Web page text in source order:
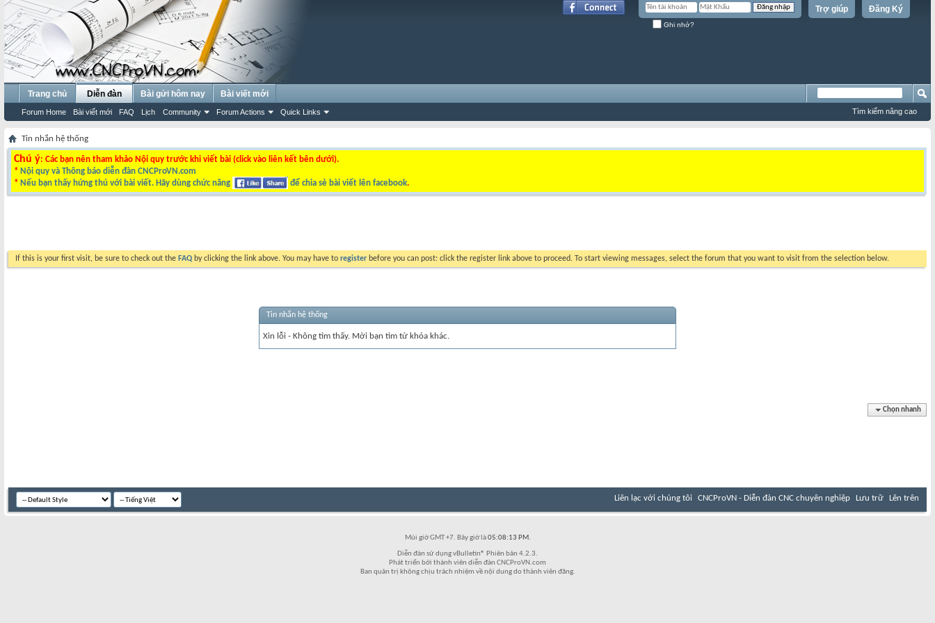
Đăng Ký
Trợ giúp
Ghi nhớ?
Trang chủ Diễn đàn
Forum Home Bài viết mới FAQ Lịch Community Forum Actions Quick Links
Bài gửi hôm nay Bài viết mới
Tìm kiếm nâng cao
Tin nhắn hệ thống
Chú ý: Các bạn nên tham khảo Nội quy trước khi viết bài (click vào liên kết bên dưới).
* Nội quy và Thông báo diễn đàn CNCProVN.com
* Nếu bạn thấy hứng thú với bài viết. Hãy dùng chức năng để chia sẻ bài viết lên facebook.
If this is your first visit, be sure to check out the FAQ by clicking the link above. You may have to register before you can post: click the register link above to proceed. To start viewing messages, select the forum that you want to visit from the selection below.
Tin nhắn hệ thống
Xin lỗi - Không tìm thấy. Mời bạn tìm từ khóa khác.
Chọn nhanh
Liên lạc với chúng tôi CNCProVN - Diễn đàn CNC chuyên nghiệp Lưu trữ Lên trên
Múi giờ GMT +7. Bây giờ là05:08:13 PM.
Diễn đàn sử dụng vBulletin® Phiên bản 4.2.3.
Phát triển bởi thành viên diễn đàn CNCProVN.com
Ban quản trị không chịu trách nhiệm về nội dung do thành viên đăng.